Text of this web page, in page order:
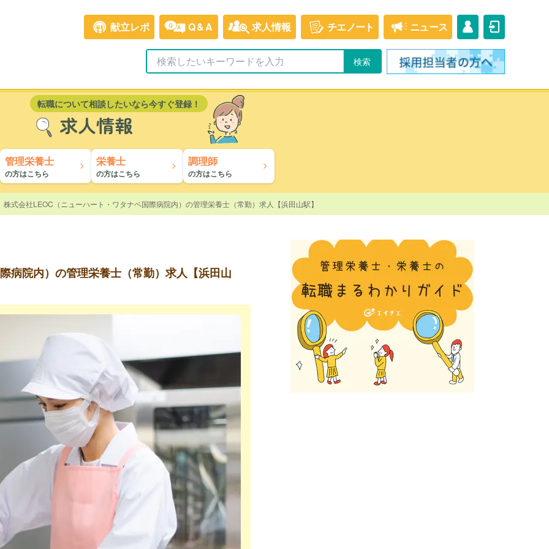
献立レポ Q&A 求人情報 チエノート ニュース
転職について相談したいなら今すぐ登録！
求人情報
管理栄養士
の方はこちら
栄養士
の方はこちら
調理師
の方はこちら
株式会社LEOC（ニューハート・ワタナベ国際病院内）の管理栄養士（常勤）求人【浜田山駅】
病院内）の管理栄養士（常勤）求人【浜田山